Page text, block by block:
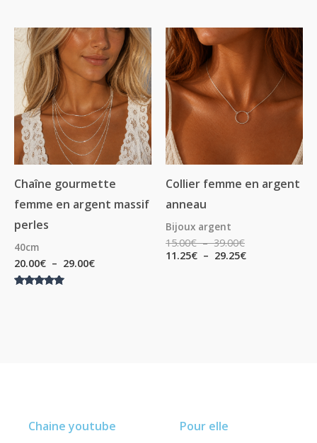
Chaîne gourmette
femme en argent massif
perles
40cm
20.00€ – 29.00€
Plage
de
prix :
20.00€
à
29.00€
Collier femme en argent
anneau
Bijoux argent
15.00€ – 39.00€
Plage
à
39.00€
11.25€ – 29.25€
Plage
11.25€
à
29.25€
Pour elle
Chaine youtube